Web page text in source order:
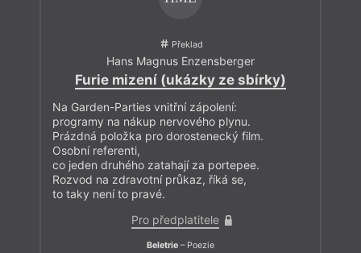
Překlad
Hans Magnus Enzensberger
Furie mizení (ukázky ze sbírky)
Na Garden-Parties vnitřní zápolení:
programy na nákup nervového plynu.
Prázdná položka pro dorostenecký film.
Osobní referenti,
co jeden druhého zatahají za portepee.
Rozvod na zdravotní průkaz, říká se,
to taky není to pravé.
Pro předplatitele
Beletrie – Poezie